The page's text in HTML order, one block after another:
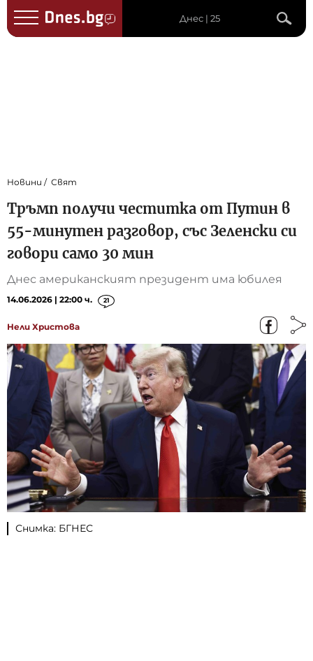
Днес | 25
Новини Свят
Тръмп получи честитка от Путин в
55-минутен разговор, със Зеленски си
говори само 30 мин
Днес американският президент има юбилея
14.06.2026 | 22:00 ч. 21
Нели Христова
Снимка: БГНЕС